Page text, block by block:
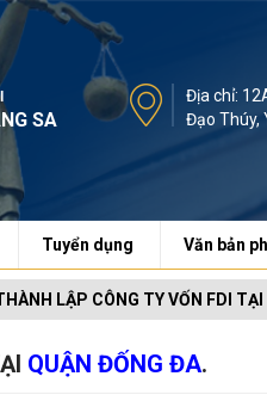
SA
Địa chỉ:
Đạo Thúy,
Tuyển dụng Văn bản
LẬP CÔNG TY VỐN FDI
QUẬN ĐỐNG ĐA.